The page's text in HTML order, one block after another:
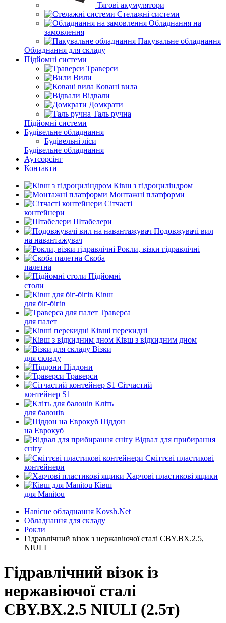
Тягові акумулятори
Стелажні системи
Обладнання на
замовлення
Пакувальне обладнання
Обладнання для складу
Підйомні системи
Траверси
Вили
Ковані вила
Відвали
Домкрати
Таль ручна
Підйомні системи
Будівельне обладнання
Будівельні ліси
Будівельне обладнання
Аутсорсінг
Контакти
Ківш з гідроциліндром
Монтажні платформи
Сітчасті
контейнери
Штабелери
Подовжувачі вил
на навантажувач
Рокли, візки гідравлічні
Скоба
палетна
Підйомні
столи
Ківш
для біг-бігів
Траверса
для палет
Ківші перекидні
Ківш з відкидним дном
Візки
для складу
Піддони
Траверси
Сітчастий
контейнер S1
Кліть
для балонів
Піддон
на Еврокуб
Відвал для прибирання
снігу
Cміттєві пластикові
контейнери
Харчові пластикові ящики
Ківш
для Manitou
Навісне обладнання Kovsh.Net
Обладнання для складу
Рокли
Гідравлічний візок з нержавіючої сталі CBY.BX.2.5,
NIULI
Гідравлічний візок із
нержавіючої сталі
CBY.BX.2.5 NIULI (2.5т)